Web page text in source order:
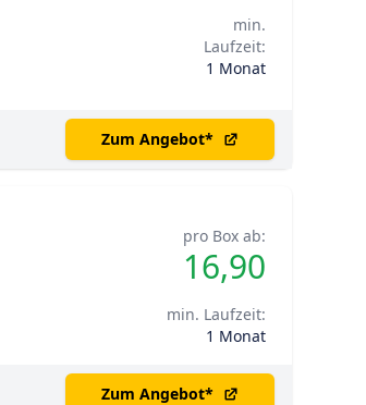
min.
Laufzeit:
1 Monat
Zum Angebot*
pro Box ab:
16,90
min. Laufzeit:
1 Monat
Zum Angebot*